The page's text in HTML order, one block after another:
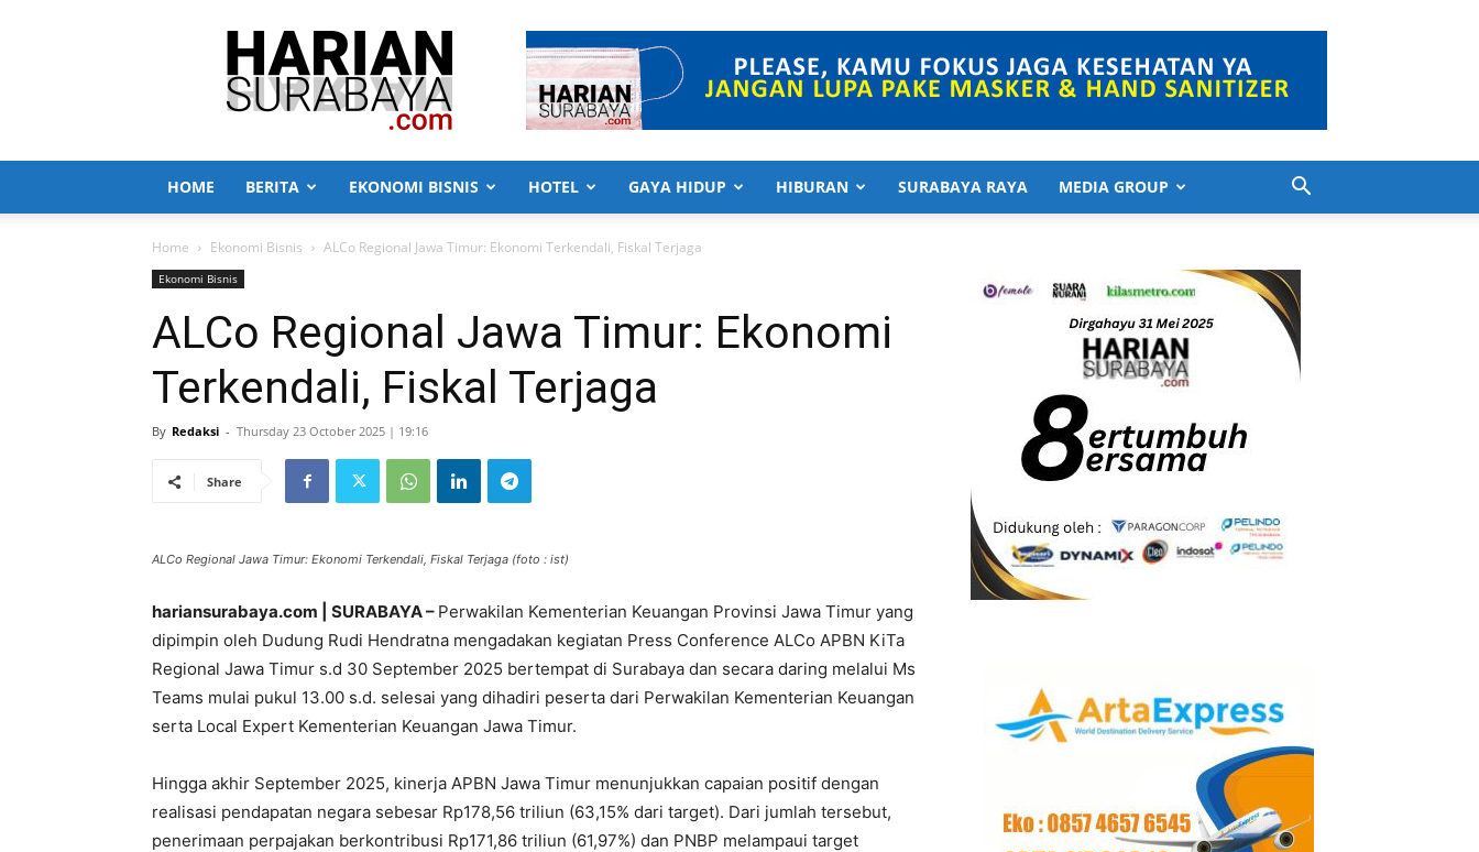
Harian
Surabaya
HOME BERITA EKONOMI BISNIS HOTEL GAYA HIDUP HIBURAN SURABAYA RAYA MEDIA GROUP
Home Ekonomi Bisnis ALCo Regional Jawa Timur: Ekonomi Terkendali, Fiskal Terjaga
Ekonomi Bisnis
ALCo Regional Jawa Timur: Ekonomi
Terkendali, Fiskal Terjaga
By Redaksi - Thursday 23 October 2025 | 19:16
Share
ALCo Regional Jawa Timur: Ekonomi Terkendali, Fiskal Terjaga (foto : ist)
hariansurabaya.com | SURABAYA – Perwakilan Kementerian Keuangan Provinsi Jawa Timur yang
dipimpin oleh Dudung Rudi Hendratna mengadakan kegiatan Press Conference ALCo APBN KiTa
Regional Jawa Timur s.d 30 September 2025 bertempat di Surabaya dan secara daring melalui Ms
Teams mulai pukul 13.00 s.d. selesai yang dihadiri peserta dari Perwakilan Kementerian Keuangan
serta Local Expert Kementerian Keuangan Jawa Timur.
Hingga akhir September 2025, kinerja APBN Jawa Timur menunjukkan capaian positif dengan
realisasi pendapatan negara sebesar Rp178,56 triliun (63,15% dari target). Dari jumlah tersebut,
penerimaan perpajakan berkontribusi Rp171,86 triliun (61,97%) dan PNBP melampaui target